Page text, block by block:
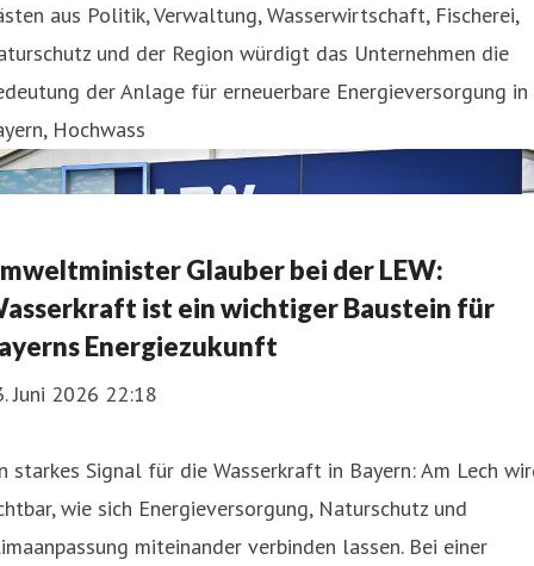
aus Politik, Verwaltung, Wasserwirtschaft, Fischerei,
und der Region würdigt das Unternehmen die
der Anlage für erneuerbare Energieversorgung in
Hochwass
Glauber bei der LEW:
ist ein wichtiger Baustein für
Energiezukunft
Juni 2026 22:18
starkes Signal für die Wasserkraft in Bayern: Am Lech
wie sich Energieversorgung, Naturschutz und
miteinander verbinden lassen. Bei einer